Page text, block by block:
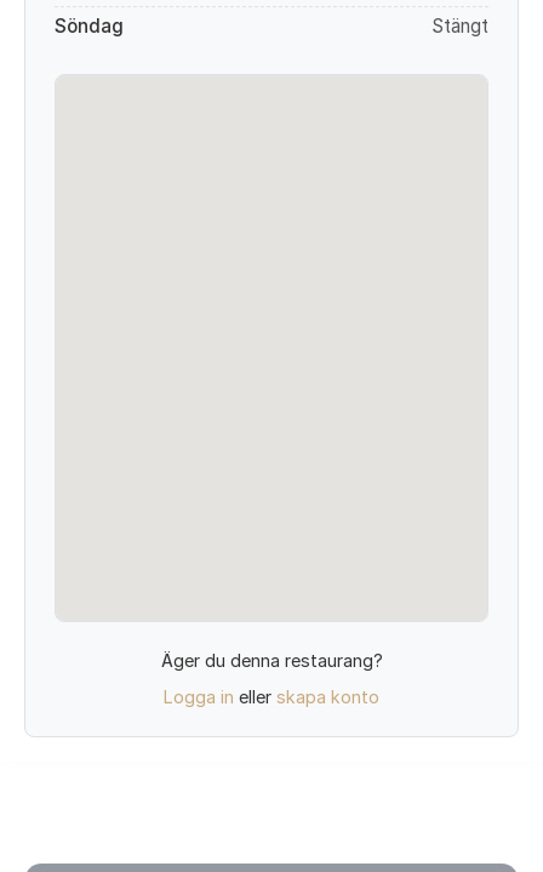
Söndag
Stängt
Äger du denna restaurang?
Logga in eller skapa konto